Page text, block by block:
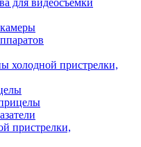
для видеосъемки
холодной пристрелки,
пристрелки,